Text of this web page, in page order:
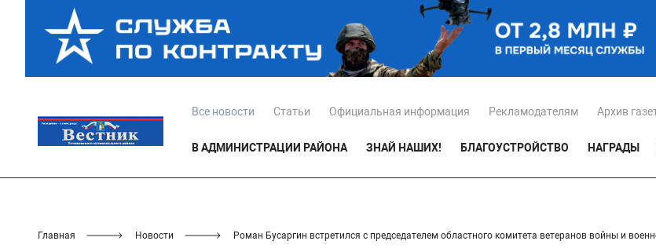
Все новости Статьи Официальная информация Рекламодателям Архив
В АДМИНИСТРАЦИИ РАЙОНА ЗНАЙ НАШИХ! БЛАГОУСТРОЙСТВО НАГРАДЫ
Главная Новости Роман Бусаргин встретился с председателем областного комитета ветеранов войны и